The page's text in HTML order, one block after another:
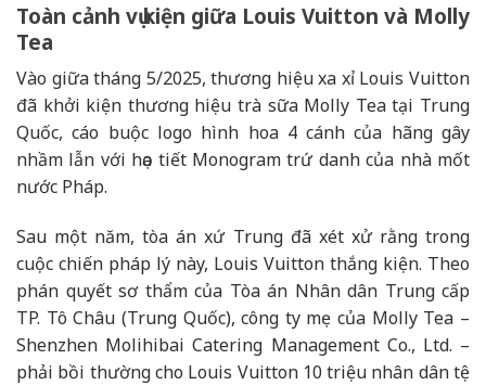
Toàn cảnh vụ kiện giữa Louis Vuitton và Molly
Tea
Vào giữa tháng 5/2025, thương hiệu xa xỉ Louis Vuitton
đã khởi kiện thương hiệu trà sữa Molly Tea tại Trung
Quốc, cáo buộc logo hình hoa 4 cánh của hãng gây
nhầm lẫn với họa tiết Monogram trứ danh của nhà mốt
nước Pháp.
Sau một năm, tòa án xứ Trung đã xét xử rằng trong
cuộc chiến pháp lý này, Louis Vuitton thắng kiện. Theo
phán quyết sơ thẩm của Tòa án Nhân dân Trung cấp
TP. Tô Châu (Trung Quốc), công ty mẹ của Molly Tea –
Shenzhen Molihibai Catering Management Co., Ltd. –
phải bồi thường cho Louis Vuitton 10 triệu nhân dân tệ